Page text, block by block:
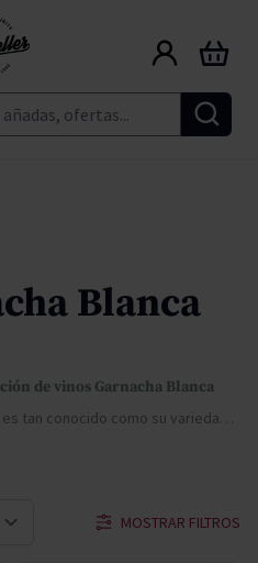
Carrito
Blanca
de vinos Garnacha Blanca
Aunque esta variedad de vino no es tan conocido como su variedad de
MOSTRAR FILTROS